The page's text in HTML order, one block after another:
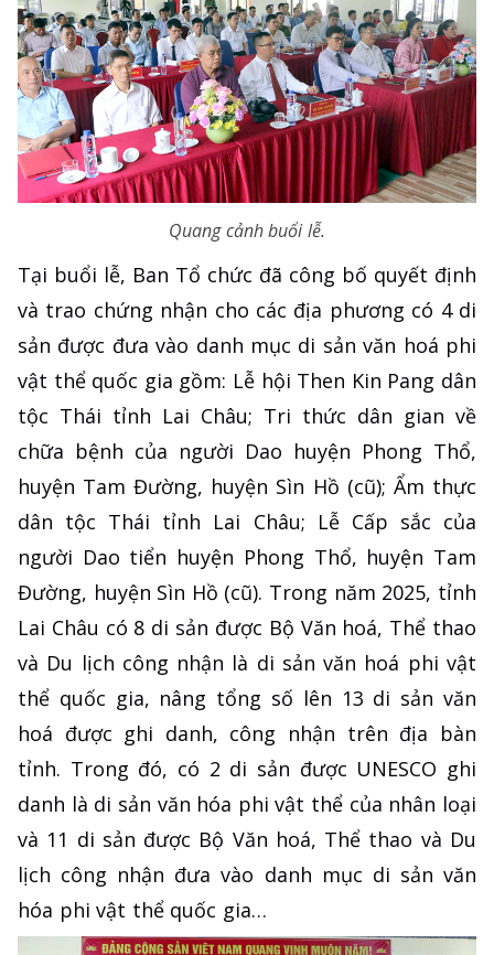
Quang cảnh buổi lễ.
Tại buổi lễ, Ban Tổ chức đã công bố quyết định
và trao chứng nhận cho các địa phương có 4 di
sản được đưa vào danh mục di sản văn hoá phi
vật thể quốc gia gồm: Lễ hội Then Kin Pang dân
tộc Thái tỉnh Lai Châu; Tri thức dân gian về
chữa bệnh của người Dao huyện Phong Thổ,
huyện Tam Đường, huyện Sìn Hồ (cũ); Ẩm thực
dân tộc Thái tỉnh Lai Châu; Lễ Cấp sắc của
người Dao tiển huyện Phong Thổ, huyện Tam
Đường, huyện Sìn Hồ (cũ). Trong năm 2025, tỉnh
Lai Châu có 8 di sản được Bộ Văn hoá, Thể thao
và Du lịch công nhận là di sản văn hoá phi vật
thể quốc gia, nâng tổng số lên 13 di sản văn
hoá được ghi danh, công nhận trên địa bàn
tỉnh. Trong đó, có 2 di sản được UNESCO ghi
danh là di sản văn hóa phi vật thể của nhân loại
và 11 di sản được Bộ Văn hoá, Thể thao và Du
lịch công nhận đưa vào danh mục di sản văn
hóa phi vật thể quốc gia…